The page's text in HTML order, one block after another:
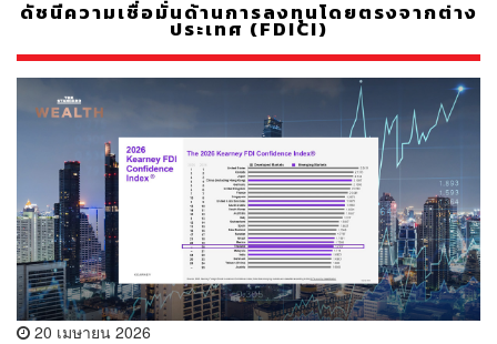
ดัชนีความเชื่อมั่นด้านการลงทุนโดยตรงจากต่าง
ประเทศ (FDICI)
20 เมษายน 2026